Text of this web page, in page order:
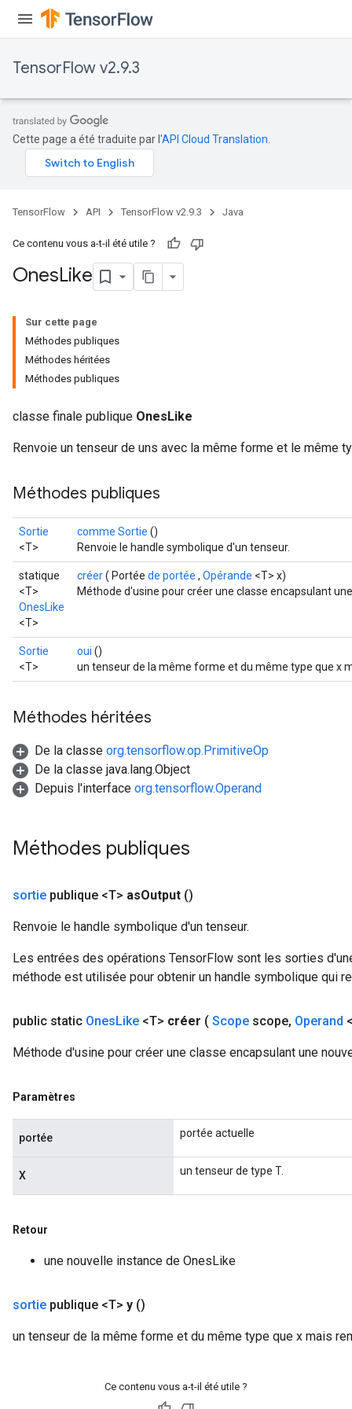
TensorFlow v2.9.3
Cette page a été traduite par l'API Cloud Translation
TensorFlow API TensorFlow v2.9.3 Java
Ce contenu vous a-t-il été utile ?
OnesLike
Sur cette page
Méthodes publiques
Méthodes héritées
Méthodes publiques
classe finale publique OnesLike
Renvoie un tenseur de uns avec la même forme et le même
Méthodes publiques
Sortie
<T>
comme Sortie ()
Renvoie le handle symbolique d'un tenseur.
statique
<T>
OnesLike
<T>
créer( Portée de portée , Opérande <T> x)
Méthode d'usine pour créer une classe encapsulant
Sortie
<T>
oui ()
un tenseur de la même forme et du même type que x
Méthodes héritées
De la classe org.tensorflow.op.PrimitiveOp
De la classe java.lang.Object
Depuis l'interface org.tensorflow.Operand
Méthodes publiques
sortie publique <T> asOutput ()
Renvoie le handle symbolique d'un tenseur.
Les entrées des opérations TensorFlow sont les sorties
méthode est utilisée pour obtenir un handle symbolique qui
public static OnesLike <T> créer ( Scope scope, Operand
Méthode d'usine pour créer une classe encapsulant une
Paramètres
portée portée actuelle
X un tenseur de type T.
Retour
une nouvelle instance de OnesLike
sortie publique <T> y ()
un tenseur de la même forme et du même type que x mais
Ce contenu vous a-t-il été utile ?